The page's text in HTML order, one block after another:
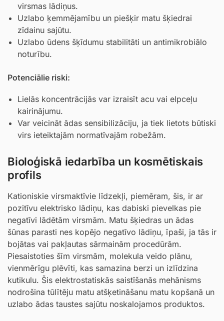
virsmas lādiņus.
Uzlabo ķemmējamību un piešķir matu šķiedrai
zīdainu sajūtu.
Uzlabo ūdens šķīdumu stabilitāti un antimikrobiālo
noturību.
Potenciālie riski:
Lielās koncentrācijās var izraisīt acu vai elpceļu
kairinājumu.
Var veicināt ādas sensibilizāciju, ja tiek lietots būtiski
virs ieteiktajām normatīvajām robežām.
Bioloģiskā iedarbība un kosmētiskais
profils
Kationiskie virsmaktīvie līdzekļi, piemēram, šis, ir ar
pozitīvu elektrisko lādiņu, kas dabiski pievelkas pie
negatīvi lādētām virsmām. Matu šķiedras un ādas
šūnas parasti nes kopējo negatīvo lādiņu, īpaši, ja tās ir
bojātas vai pakļautas sārmainām procedūrām.
Piesaistoties šīm virsmām, molekula veido plānu,
vienmērīgu plēvīti, kas samazina berzi un izlīdzina
kutikulu. Šis elektrostatiskās saistīšanās mehānisms
nodrošina tūlītēju matu atšķetināšanu matu kopšanā un
uzlabo ādas taustes sajūtu noskalojamos produktos.